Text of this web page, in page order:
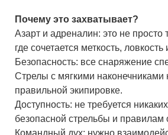
Почему это захватывает?
Азарт и адреналин: это не просто
где сочетается меткость, ловкость
Безопасность: все снаряжение
Стрелы с мягкими наконечниками
правильной экипировке.
Доступность: не требуется
безопасной стрельбы и правилам
Командный дух: нужно